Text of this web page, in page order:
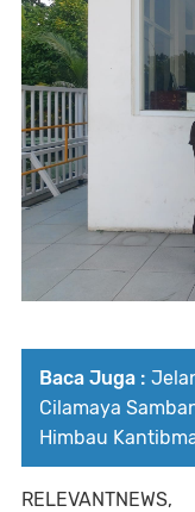
Baca Juga :
Cilamaya
Himbau
RELEVANTNEWS,